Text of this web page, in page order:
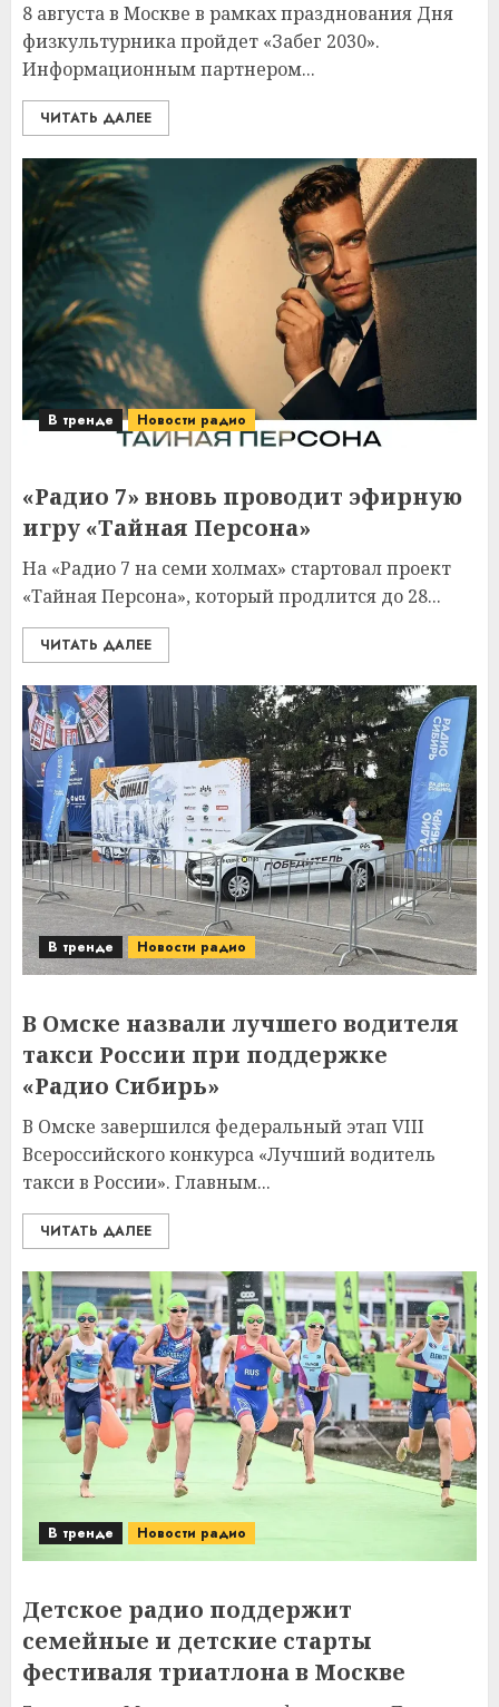
8 августа в Москве в рамках празднования Дня
физкультурника пройдет «Забег 2030».
Информационным партнером...
ЧИТАТЬ ДАЛЕЕ
В тренде Новости радио
«Радио 7» вновь проводит эфирную
игру «Тайная Персона»
На «Радио 7 на семи холмах» стартовал проект
«Тайная Персона», который продлится до 28...
ЧИТАТЬ ДАЛЕЕ
В тренде Новости радио
В Омске назвали лучшего водителя
такси России при поддержке
«Радио Сибирь»
В Омске завершился федеральный этап VIII
Всероссийского конкурса «Лучший водитель
такси в России». Главным...
ЧИТАТЬ ДАЛЕЕ
В тренде Новости радио
Детское радио поддержит
семейные и детские старты
фестиваля триатлона в Москве